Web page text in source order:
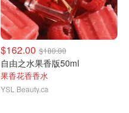
$162.00 $180.00
自由之水果香版50ml
果香花香香水
YSL Beauty.ca